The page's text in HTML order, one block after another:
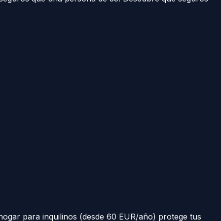
para inquilinos (desde 60 EUR/año) protege tus